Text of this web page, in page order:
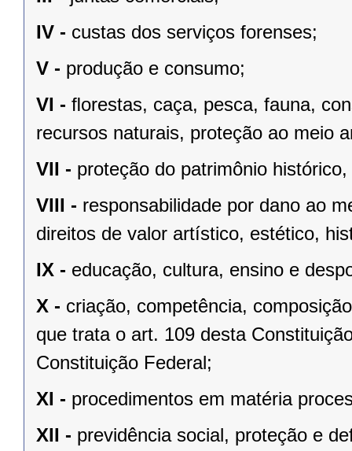
IV - custas dos serviços forenses;
V - produção e consumo;
VI - ﬂorestas, caça, pesca, fauna,
recursos naturais, proteção ao meio
VII - proteção do patrimônio
VIII - responsabilidade por dano ao
direitos de valor artístico, estético,
IX - educação, cultura, ensino e
X - criação, competência,
que trata o art. 109 desta
Constituição Federal;
XI - procedimentos em matéria
XII - previdência social, proteção e